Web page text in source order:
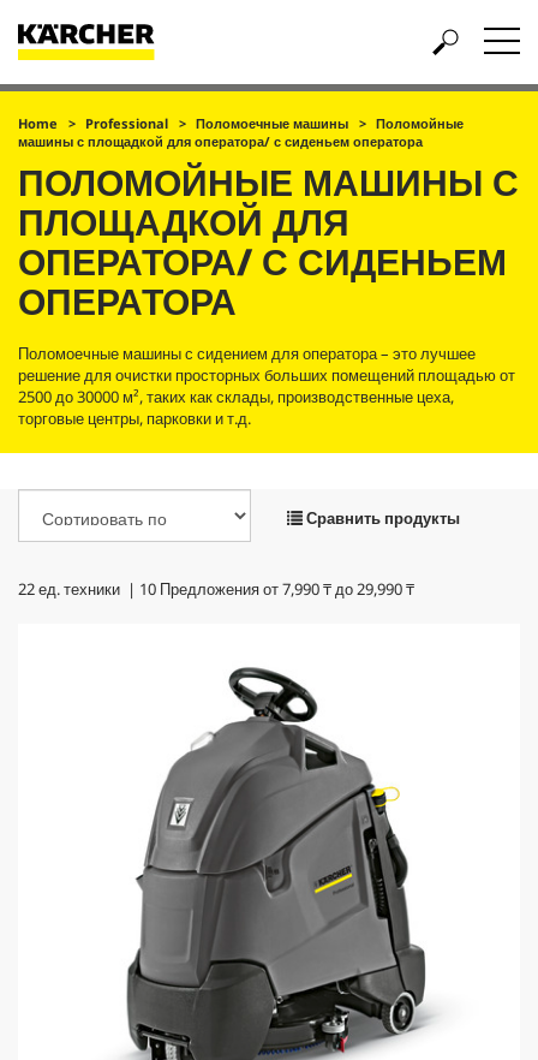
Home Professional Поломоечные машины
Поломойные
машины с площадкой для оператора/ с сиденьем оператора
ПОЛОМОЙНЫЕ МАШИНЫ С
ПЛОЩАДКОЙ ДЛЯ
ОПЕРАТОРА/ С СИДЕНЬЕМ
ОПЕРАТОРА
Поломоечные машины с сидением для оператора – это лучшее
решение для очистки просторных больших помещений площадью от
2500 до 30000 м², таких как склады, производственные цеха,
торговые центры, парковки и т.д.
Сравнить продукты
22ед. техники | 10 Предложения от7,990₸до29,990₸